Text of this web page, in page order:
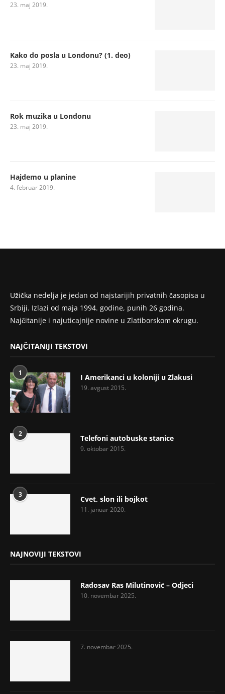
23. maj 2019.
Kako do posla u Londonu? (1. deo)
23. maj 2019.
Rok muzika u Londonu
23. maj 2019.
Hajdemo u planine
4. februar 2019.
Užička nedelja je jedan od najstarijih privatnih časopisa u
Srbiji. Izlazi od maja 1994. godine, punih 26 godina.
Najčitanije i najuticajnije novine u Zlatiborskom okrugu.
NAJČITANIJI TEKSTOVI
1 I Amerikanci u koloniji u Zlakusi
19. avgust 2015.
2 Telefoni autobuske stanice
9. oktobar 2015.
3 Cvet, slon ili bojkot
11. januar 2020.
NAJNOVIJI TEKSTOVI
Radosav Ras Milutinović – Odjeci
10. novembar 2025.
7. novembar 2025.